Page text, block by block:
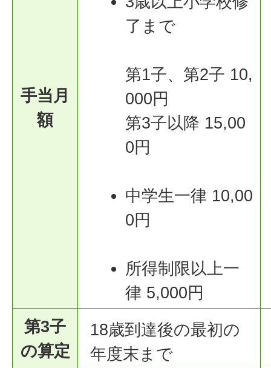
手当月
額
了まで
第1子、第2子 10,
000円
第3子以降 15,00
0円
中学生一律 10,00
0円
所得制限以上一
律 5,000円
第3子
の算定
18歳到達後の最初の
年度末まで